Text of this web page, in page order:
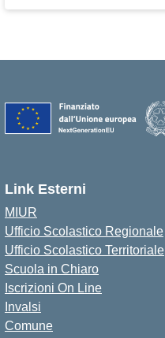
Link Esterni
MIUR
Ufficio Scolastico Regionale
Ufficio Scolastico Territoriale
Scuola in Chiaro
Iscrizioni On Line
Invalsi
Comune